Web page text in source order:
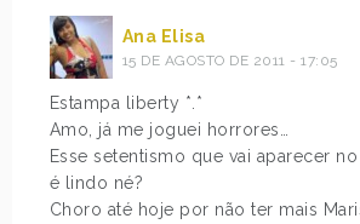
Ana Elisa
15 DE AGOSTO DE 2011 - 17:05
Estampa liberty *.*
Amo, já me joguei horrores…
Esse setentismo que vai aparecer
é lindo né?
Choro até hoje por não ter mais